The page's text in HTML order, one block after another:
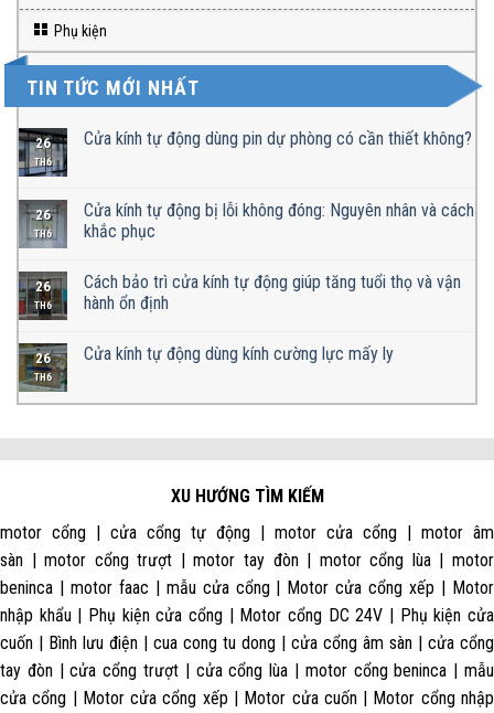
Phụ kiện
TIN TỨC MỚI NHẤT
26
TH6
Cửa kính tự động dùng pin dự phòng có cần thiết không?
26
TH6
Cửa kính tự động bị lỗi không đóng: Nguyên nhân và cách
khắc phục
26
TH6
Cách bảo trì cửa kính tự động giúp tăng tuổi thọ và vận
hành ổn định
26
TH6
Cửa kính tự động dùng kính cường lực mấy ly
XU HƯỚNG TÌM KIẾM
motor cổng | cửa cổng tự động | motor cửa cổng | motor âm
sàn | motor cổng trượt | motor tay đòn | motor cổng lùa | motor
beninca | motor faac | mẫu cửa cổng | Motor cửa cổng xếp | Motor
nhập khẩu | Phụ kiện cửa cổng | Motor cổng DC 24V | Phụ kiện cửa
cuốn | Bình lưu điện | cua cong tu dong | cửa cổng âm sàn | cửa cổng
tay đòn | cửa cổng trượt | cửa cổng lùa | motor cổng beninca | mẫu
cửa cổng | Motor cửa cổng xếp | Motor cửa cuốn | Motor cổng nhập